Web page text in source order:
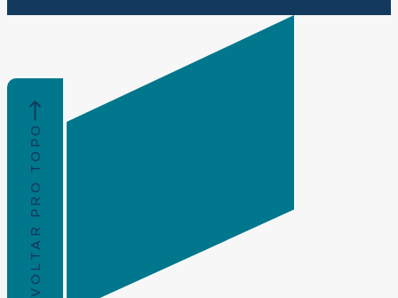
VOLTAR PRO TOPO